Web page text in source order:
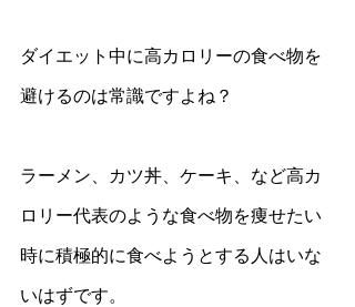
ダイエット中に高カロリーの食べ物を
避けるのは常識ですよね？
ラーメン、カツ丼、ケーキ、など高カ
ロリー代表のような食べ物を痩せたい
時に積極的に食べようとする人はいな
いはずです。